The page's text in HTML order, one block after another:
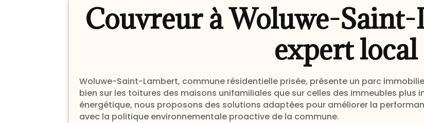
Couvreur à Woluwe-
expert local
Woluwe-Saint-Lambert, commune résidentielle prisée, présente un parc
bien sur les toitures des maisons unifamiliales que sur celles des immeubles plus
énergétique, nous proposons des solutions adaptées pour améliorer la
avec la politique environnementale proactive de la commune.